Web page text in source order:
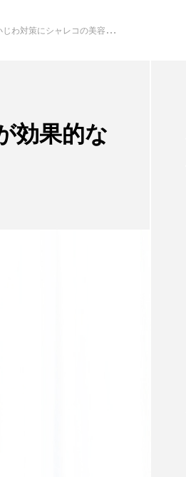
にシャレコの美容液が効果的なのか？敏感肌にもやさしい理由
効果的な